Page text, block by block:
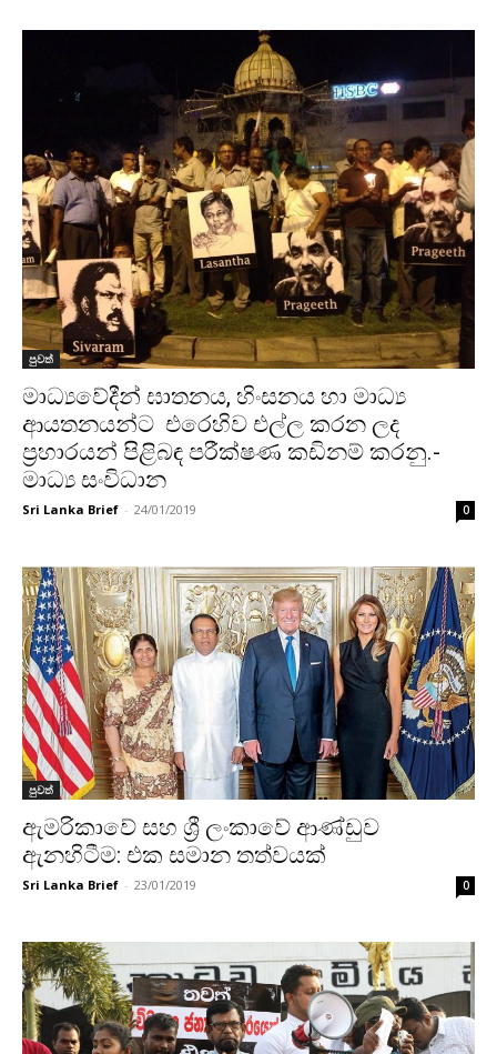
පුවත්
මාධ්‍යවේදීන් ඝාතනය, හිංසනය හා මාධ්‍ය
ආයතනයන්ට එරෙහිව එල්ල කරන ලද
ප්‍රහාරයන් පිළිබඳ පරීක්ෂණ කඩිනම් කරනු.-
මාධ්‍ය සංවිධාන
Sri Lanka Brief - 24/01/2019 0
පුවත්
ඇමරිකාවේ සහ ශ්‍රී ලංකාවේ ආණ්ඩුව
ඇනහිටීම: එක සමාන තත්වයක්
Sri Lanka Brief - 23/01/2019 0